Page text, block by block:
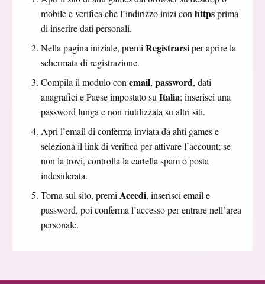
mobile e verifica che l’indirizzo inizi con httpsprima
di inserire dati personali.
Nella pagina iniziale, premi Registrarsiper aprire la
schermata di registrazione.
Compila il modulo con email, password, dati
anagrafici e Paese impostato su Italia; inserisci una
password lunga e non riutilizzata su altri siti.
Apri l’email di conferma inviata da ahti games e
seleziona il link di verifica per attivare l’account; se
non la trovi, controlla la cartella spam o posta
indesiderata.
Torna sul sito, premi Accedi, inserisci email e
password, poi conferma l’accesso per entrare nell’area
personale.